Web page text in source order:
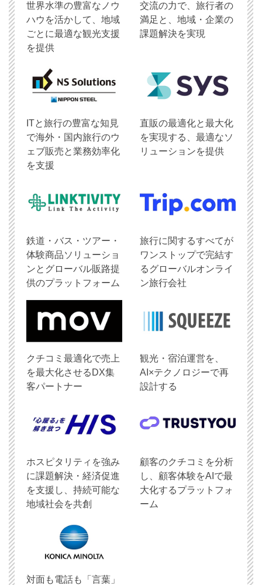
世界水準の豊富なノウ
ハウを活かして、地域
ごとに最適な観光支援
を提供
交流の力で、旅行者の
満足と、地域・企業の
課題解決を実現
ITと旅行の豊富な知見
で海外・国内旅行のウ
ェブ販売と業務効率化
を支援
直販の最適化と最大化
を実現する、最適なソ
リューションを提供
鉄道・バス・ツアー・
体験商品ソリューショ
ンとグローバル販路提
供のプラットフォーム
旅行に関するすべてが
ワンストップで完結す
るグローバルオンライ
ン旅行会社
クチコミ最適化で売上
を最大化させるDX集
客パートナー
観光・宿泊運営を、
AI×テクノロジーで再
設計する
ホスピタリティを強み
に課題解決・経済促進
を支援し、持続可能な
地域社会を共創
顧客のクチコミを分析
し、顧客体験をAIで最
大化するプラットフォ
ーム
対面も電話も「言葉」